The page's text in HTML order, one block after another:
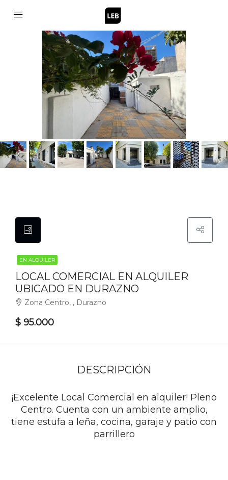
EN ALQUILER
LOCAL COMERCIAL EN ALQUILER
UBICADO EN DURAZNO
Zona Centro, , Durazno
$ 95.000
DESCRIPCIÓN
¡Excelente Local Comercial en alquiler! Pleno
Centro. Cuenta con un ambiente amplio,
tiene estufa a leña, cocina, garaje y patio con
parrillero